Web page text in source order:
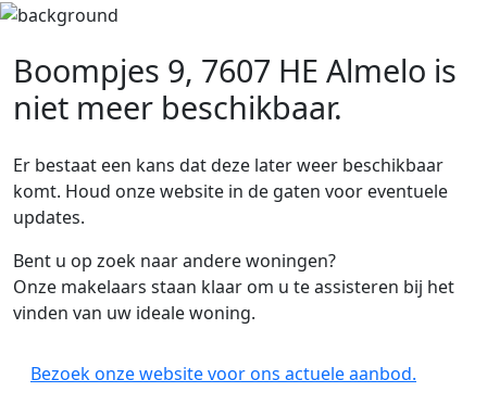
Boompjes 9, 7607 HE Almelo is
niet meer beschikbaar.
Er bestaat een kans dat deze later weer beschikbaar
komt. Houd onze website in de gaten voor eventuele
updates.
Bent u op zoek naar andere woningen?
Onze makelaars staan klaar om u te assisteren bij het
vinden van uw ideale woning.
Bezoek onze website voor ons actuele aanbod.